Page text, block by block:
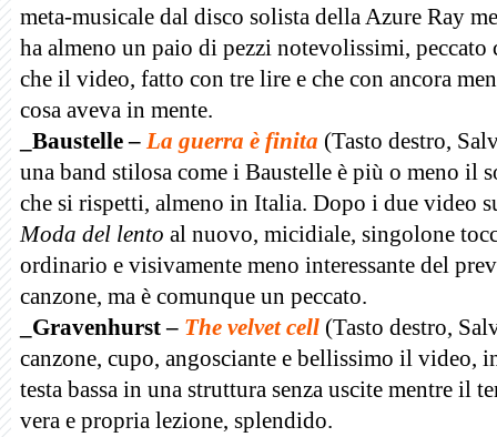
meta-musicale dal disco solista della Azure Ray
ha almeno un paio di pezzi notevolissimi, peccato
che il video, fatto con tre lire e che con ancora
cosa aveva in mente.
_Baustelle – La guerra è finita (Tasto destro,
una band stilosa come i Baustelle è più o meno
che si rispetti, almeno in Italia. Dopo i due video
Moda del lento al nuovo, micidiale, singolone
ordinario e visivamente meno interessante del
canzone, ma è comunque un peccato.
_Gravenhurst – The velvet cell (Tasto destro,
canzone, cupo, angosciante e bellissimo il video,
testa bassa in una struttura senza uscite mentre il
vera e propria lezione, splendido.